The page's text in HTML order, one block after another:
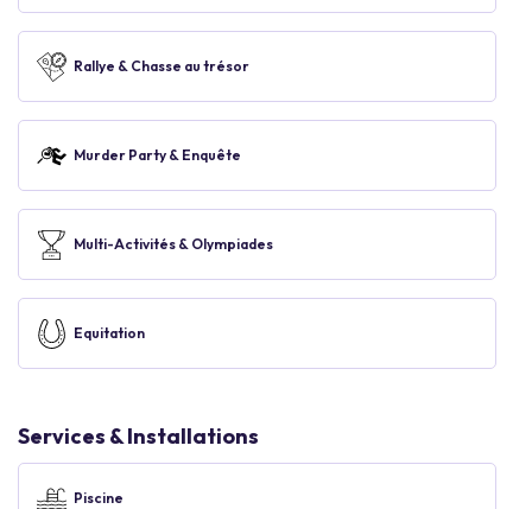
Rallye & Chasse au trésor
Murder Party & Enquête
Multi-Activités & Olympiades
Equitation
Services & Installations
Piscine